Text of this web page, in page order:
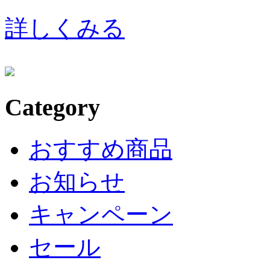
詳しくみる
Category
おすすめ商品
お知らせ
キャンペーン
セール